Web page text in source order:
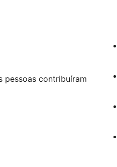
pessoas contribuíram